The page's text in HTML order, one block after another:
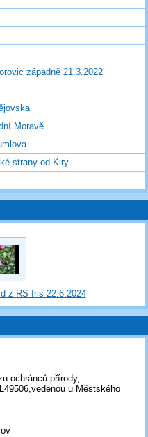
západně 21.3.2022
Moravě
strany od Kiry.
z RS Iris 22.6.2024
ochránců přírody,
u Městského